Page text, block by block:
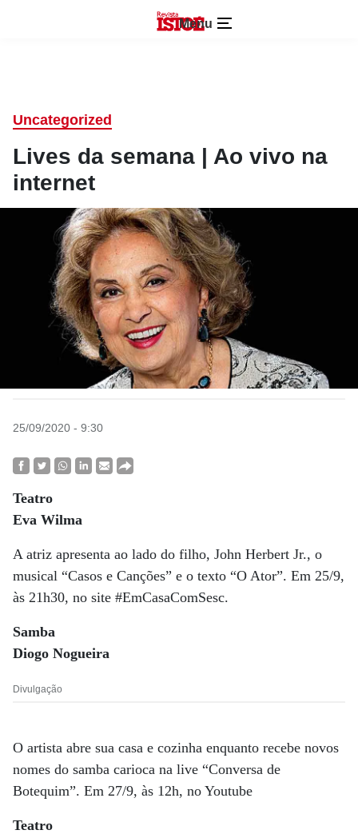
Menu
Uncategorized
Lives da semana | Ao vivo na
internet
25/09/2020 - 9:30
Teatro
Eva Wilma
A atriz apresenta ao lado do filho, John Herbert Jr., o
musical “Casos e Canções” e o texto “O Ator”. Em 25/9,
às 21h30, no site #EmCasaComSesc.
Samba
Diogo Nogueira
Divulgação
O artista abre sua casa e cozinha enquanto recebe novos
nomes do samba carioca na live “Conversa de
Botequim”. Em 27/9, às 12h, no Youtube
Teatro